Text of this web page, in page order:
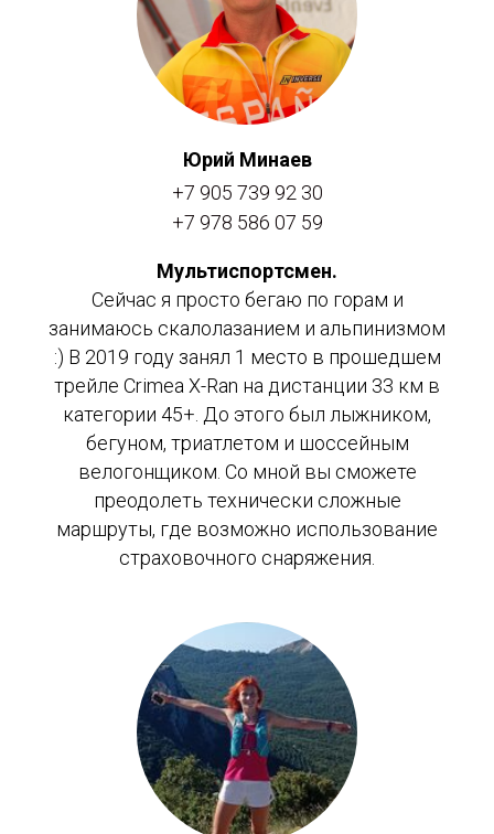
Юрий Минаев
+7 905 739 92 30
+7 978 586 07 59
Мультиспортсмен.
Сейчас я просто бегаю по горам и
занимаюсь скалолазанием и альпинизмом
:) В 2019 году занял 1 место в прошедшем
трейле Crimea X-Ran на дистанции 33 км в
категории 45+. До этого был лыжником,
бегуном, триатлетом и шоссейным
велогонщиком. Со мной вы сможете
преодолеть технически сложные
маршруты, где возможно использование
страховочного снаряжения.